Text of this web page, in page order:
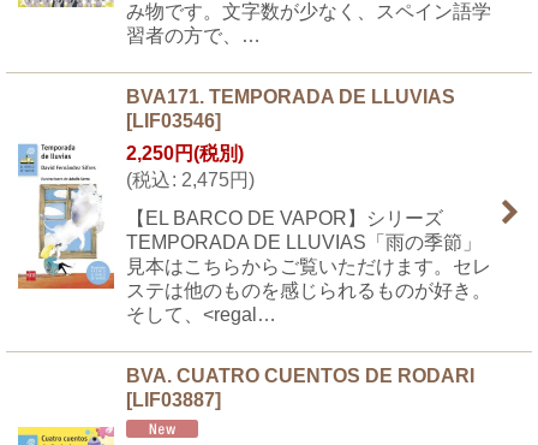
み物です。文字数が少なく、スペイン語学
習者の方で、…
BVA171. TEMPORADA DE LLUVIAS
[LIF03546]
2,250円(税別)
(税込: 2,475円)
【EL BARCO DE VAPOR】シリーズ
TEMPORADA DE LLUVIAS「雨の季節」
見本はこちらからご覧いただけます。セレ
ステは他のものを感じられるものが好き。
そして、<regal…
BVA. CUATRO CUENTOS DE RODARI
[LIF03887]